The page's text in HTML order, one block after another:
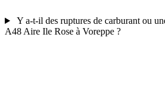
Y a-t-il des ruptures de carburant ou
A48 Aire Ile Rose à Voreppe ?